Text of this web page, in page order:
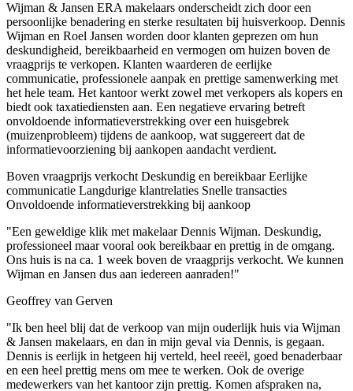
Wijman & Jansen ERA makelaars onderscheidt zich door een
persoonlijke benadering en sterke resultaten bij huisverkoop. Dennis
Wijman en Roel Jansen worden door klanten geprezen om hun
deskundigheid, bereikbaarheid en vermogen om huizen boven de
vraagprijs te verkopen. Klanten waarderen de eerlijke
communicatie, professionele aanpak en prettige samenwerking met
het hele team. Het kantoor werkt zowel met verkopers als kopers en
biedt ook taxatiediensten aan. Een negatieve ervaring betreft
onvoldoende informatieverstrekking over een huisgebrek
(muizenprobleem) tijdens de aankoop, wat suggereert dat de
informatievoorziening bij aankopen aandacht verdient.
Boven vraagprijs verkochtDeskundig en bereikbaarEerlijke
communicatie Langdurige klantrelaties Snelle transacties
Onvoldoende informatieverstrekking bij aankoop
"Een geweldige klik met makelaar Dennis Wijman. Deskundig,
professioneel maar vooral ook bereikbaar en prettig in de omgang.
Ons huis is na ca. 1 week boven de vraagprijs verkocht. We kunnen
Wijman en Jansen dus aan iedereen aanraden!"
Geoffrey van Gerven
"Ik ben heel blij dat de verkoop van mijn ouderlijk huis via Wijman
& Jansen makelaars, en dan in mijn geval via Dennis, is gegaan.
Dennis is eerlijk in hetgeen hij verteld, heel reeël, goed benaderbaar
en een heel prettig mens om mee te werken. Ook de overige
medewerkers van het kantoor zijn prettig. Komen afspraken na,